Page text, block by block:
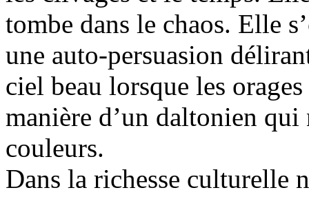
tombe dans le chaos. Elle
une auto-persuasion
ciel beau lorsque les
manière d’un daltonien
couleurs.
Dans la richesse culturelle